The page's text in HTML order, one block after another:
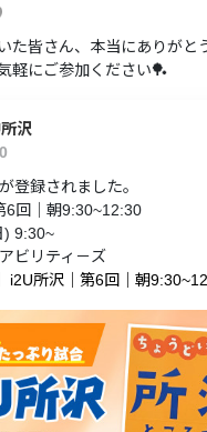
た皆さん、本当にありがと
軽にご参加ください🏓
沢
登録されました。
6回｜朝9:30~12:30
) 9:30~
ビリティ－ズ
i2U所沢｜第6回｜朝